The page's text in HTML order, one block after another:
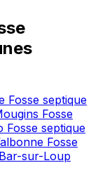
Fosse septique
Fosse
Fosse septique
Fosse
sur-Loup